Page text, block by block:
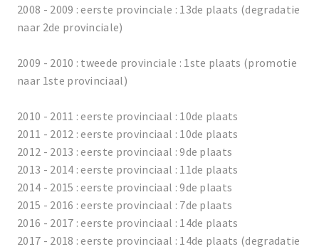
2008 - 2009 : eerste provinciale : 13de plaats (degradatie
naar 2de provinciale)
2009 - 2010 : tweede provinciale : 1ste plaats (promotie
naar 1ste provinciaal)
2010 - 2011 : eerste provinciaal : 10de plaats
2011 - 2012 : eerste provinciaal : 10de plaats
2012 - 2013 : eerste provinciaal : 9de plaats
2013 - 2014 : eerste provinciaal : 11de plaats
2014 - 2015 : eerste provinciaal : 9de plaats
2015 - 2016 : eerste provinciaal : 7de plaats
2016 - 2017 : eerste provinciaal : 14de plaats
2017 - 2018 : eerste provinciaal : 14de plaats (degradatie